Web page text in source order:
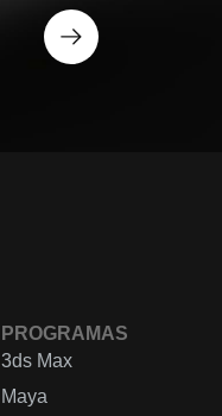
PROGRAMAS
3ds Max
Maya